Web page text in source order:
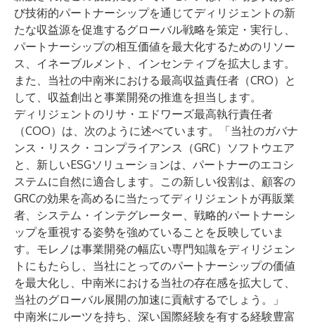
び技術的パートナーシップを通じてディリジェントの新
たな収益源を促進するグローバル戦略を策定・実行し、
パートナーシップの相互価値を最大化するためのリソー
ス、イネーブルメント、インセンティブを拡大します。
また、当社の中南米における最高収益責任者（CRO）と
して、収益創出と事業開発の推進を担当します。
ディリジェントのリサ・エドワーズ最高執行責任者
（COO）は、次のように述べています。「当社のガバナ
ンス・リスク・コンプライアンス（GRC）ソフトウエア
と、新しいESGソリューションは、パートナーのエコシ
ステムに自然に適合します。この新しい役割は、顧客の
GRCの効果を高めるに当たってディリジェントが再販業
者、システム・インテグレーター、戦略的パートナーシ
ップを重視する姿勢を強めていることを反映していま
す。モレノは事業開発の幅広い専門知識をディリジェン
トにもたらし、当社にとってのパートナーシップの価値
を最大化し、中南米における当社の存在感を拡大して、
当社のグローバル展開の加速に貢献するでしょう。」
中南米にルーツを持ち、深い国際経験を有する経験豊富